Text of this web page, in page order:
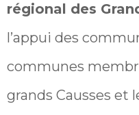
régional des
l’appui des
communes
grands Causses et